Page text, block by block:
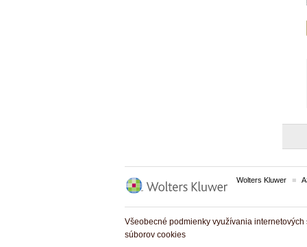
Wolters Kluwer
Všeobecné podmienky využívania
súborov cookies